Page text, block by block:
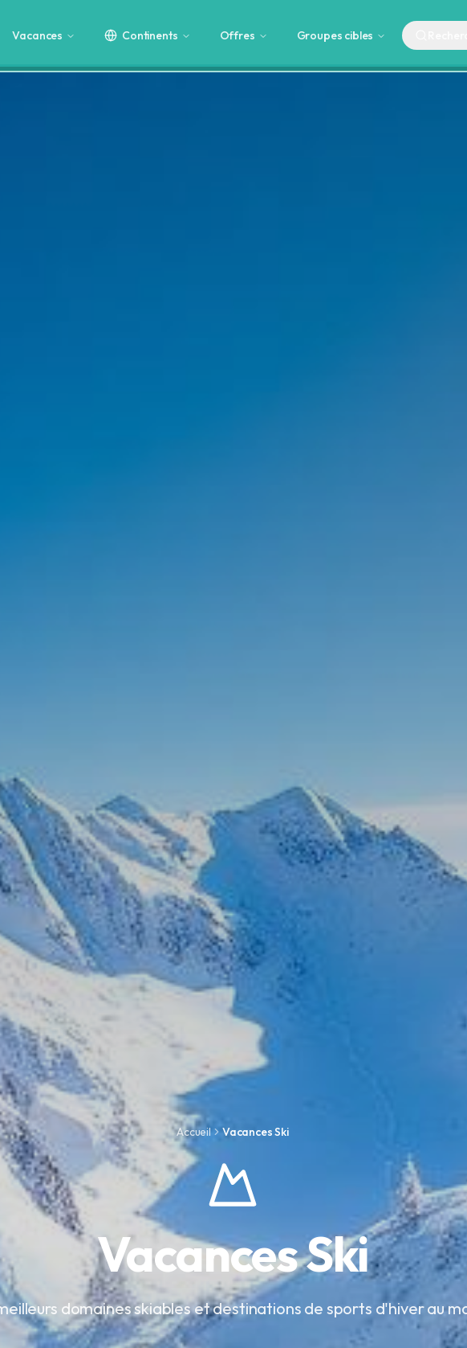
Vacances Continents Offres Groupes cibles
Accueil Vacances Ski
Vacances Ski
domaines skiables et destinations de sports d'hiver au